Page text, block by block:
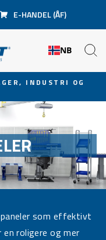
E-HANDEL (ÅF)
NB
INDUSTRI OG
som effektivt
roligere og mer